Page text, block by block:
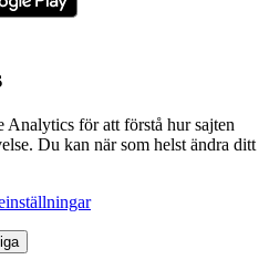
för att förstå hur sajten
Du kan när som helst ändra ditt